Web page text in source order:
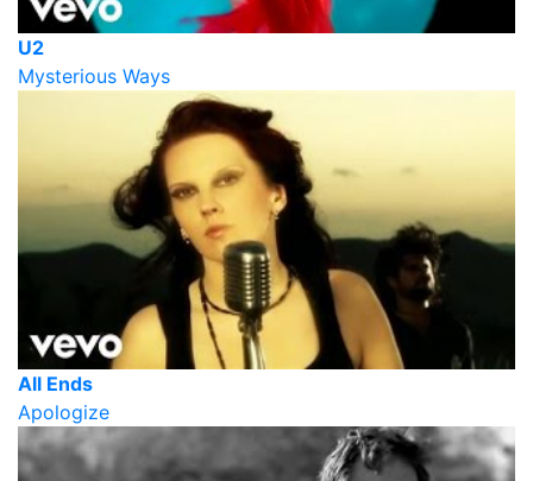
U2
Mysterious Ways
All Ends
Apologize